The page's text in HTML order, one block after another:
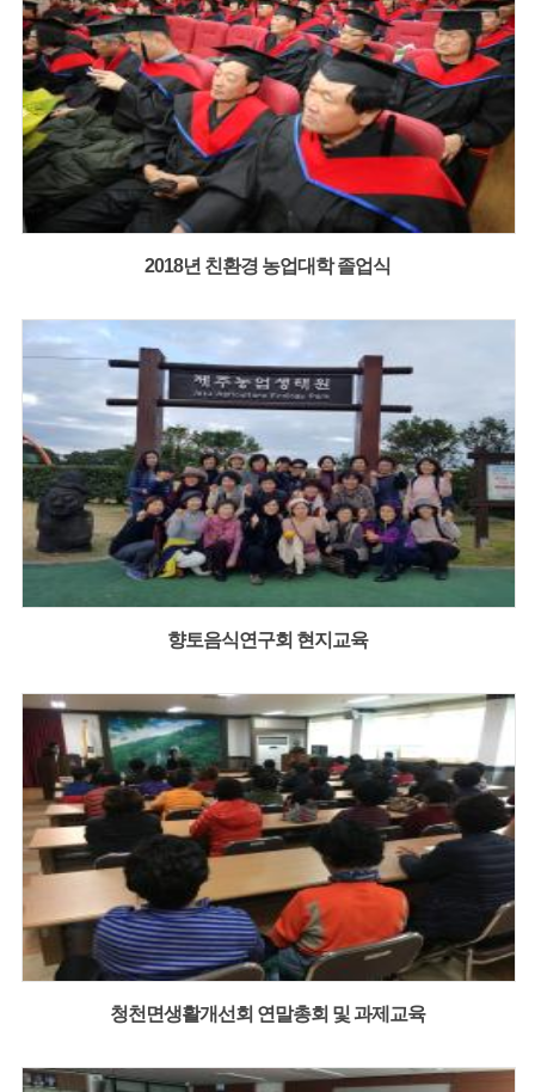
2018년 친환경 농업대학 졸업식
향토음식연구회 현지교육
청천면생활개선회 연말총회 및 과제교육